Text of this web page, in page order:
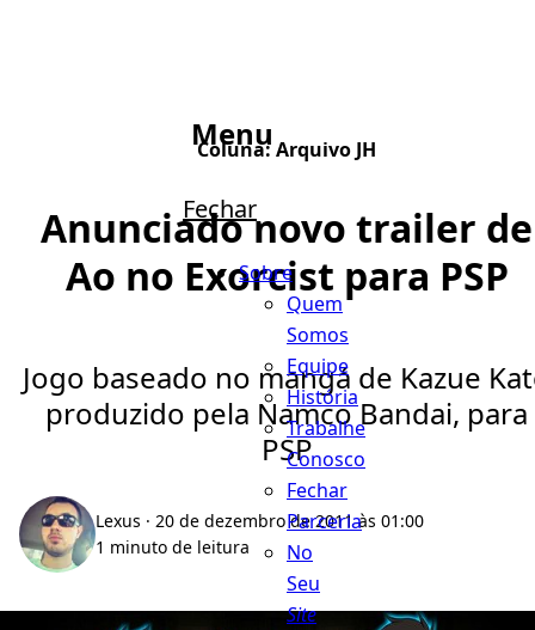
Menu
Fechar
Sobre
Quem
Somos
Equipe
História
Trabalhe
Conosco
Fechar
Parceria
No
Seu
Site
Coluna:Arquivo JH
Anunciado novo trailer de
Ao no Exorcist para PSP
Jogo baseado no mangá de Kazue
produzido pela Namco Bandai, para
PSP
Lexus · 20 de dezembro de 2011 às 01:00
1 minuto de leitura